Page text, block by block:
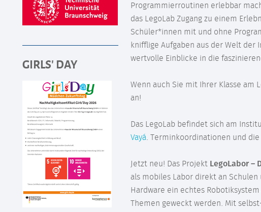
Programmierroutinen erlebbar
das LegoLab Zugang zu einem
Schüler*innen mit und ohne
knifflige Aufgaben aus der Welt der
wertvolle Einblicke in die
Wenn auch Sie mit Ihrer Klasse
an!
Das LegoLab befindet sich am
Vayá. Terminkoordinationen und
Jetzt neu! Das Projekt LegoLabor –
als mobiles Labor direkt an
Hardware ein echtes
Themen geweckt werden. Mit
GIRLS' DAY